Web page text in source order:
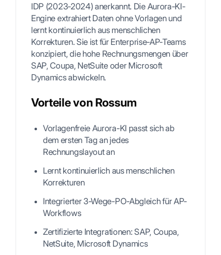
IDP (2023-2024) anerkannt. Die Aurora-KI-
Engine extrahiert Daten ohne Vorlagen und
lernt kontinuierlich aus menschlichen
Korrekturen. Sie ist für Enterprise-AP-Teams
konzipiert, die hohe Rechnungsmengen über
SAP, Coupa, NetSuite oder Microsoft
Dynamics abwickeln.
Vorteile von Rossum
Vorlagenfreie Aurora-KI passt sich ab
dem ersten Tag an jedes
Rechnungslayout an
Lernt kontinuierlich aus menschlichen
Korrekturen
Integrierter 3-Wege-PO-Abgleich für AP-
Workflows
Zertifizierte Integrationen: SAP, Coupa,
NetSuite, Microsoft Dynamics